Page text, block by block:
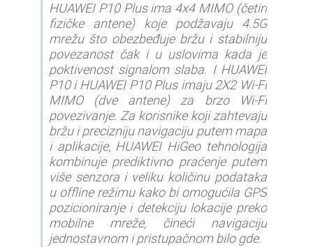
HUAWEI P10 Plus ima 4x4 MIMO (četiri
fizičke antene) koje podžavaju 4.5G
mrežu što obezbeđuje bržu i stabilniju
povezanost čak i u uslovima kada je
poktivenost signalom slaba. I HUAWEI
P10 i HUAWEI P10 Plus imaju 2X2 Wi-Fi
MIMO (dve antene) za brzo Wi-Fi
povezivanje. Za korisnike koji zahtevaju
bržu i precizniju navigaciju putem mapa
i aplikacije, HUAWEI HiGeo tehnologija
kombinuje prediktivno praćenje putem
više senzora i veliku količinu podataka
u offline režimu kako bi omogućila GPS
pozicioniranje i detekciju lokacije preko
mobilne mreže, čineći navigaciju
jednostavnom i pristupačnom bilo gde.